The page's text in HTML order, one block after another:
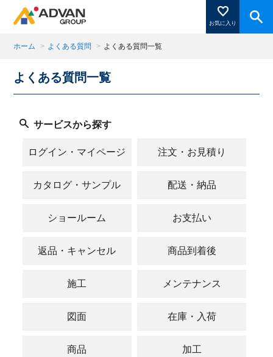
お気に入り
商品ページにある「お気に入り登録」を押すと登録した
商品がここに表示されます。
閉じる
ホーム > よくある質問 > よくある質問一覧
よくある質問一覧
サービスから探す
ログイン・マイページ 注文・お見積り
カタログ・サンプル 配送・納品
ショールーム お支払い
返品・キャンセル 商品到着後
施工 メンテナンス
図面 在庫・入荷
商品 加工